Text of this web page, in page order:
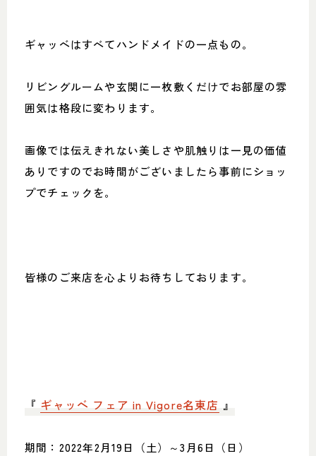
ギャッベはすべてハンドメイドの一点もの。
リビングルームや玄関に一枚敷くだけでお部屋の雰
囲気は格段に変わります。
画像では伝えきれない美しさや肌触りは一見の価値
ありですのでお時間がございましたら事前にショッ
プでチェックを。
皆様のご来店を心よりお待ちしております。
『 ギャッベ フェア in Vigore名東店 』
期間：2022年2月19日（土）～3月6日（日）